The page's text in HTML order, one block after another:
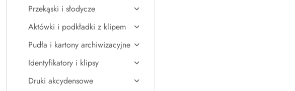
Przekąski i słodycze
Aktówki i podkładki z klipem
Pudła i kartony archiwizacyjne
Identyfikatory i klipsy
Druki akcydensowe